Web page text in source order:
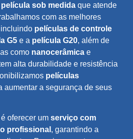
película sob medida que atende
com as melhores
películas de controle
G5 e a película G20, além de
como nanocerâmica e
alta durabilidade e resistência
películas
aumentar a segurança de seus
oferecer um serviço com
profissional , garantindo a